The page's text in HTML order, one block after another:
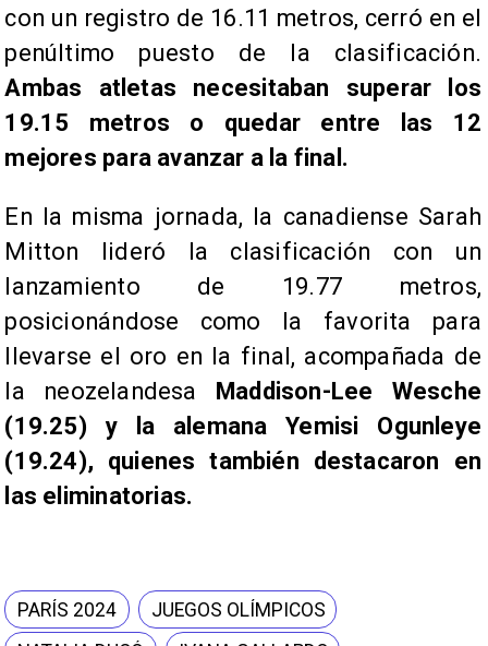
con un registro de 16.11 metros, cerró en el
penúltimo puesto de la clasificación.
Ambas atletas necesitaban superar los
19.15 metros o quedar entre las 12
mejores para avanzar a la final.
En la misma jornada, la canadiense Sarah
Mitton lideró la clasificación con un
lanzamiento de 19.77 metros,
posicionándose como la favorita para
llevarse el oro en la final, acompañada de
la neozelandesa Maddison-Lee Wesche
(19.25) y la alemana Yemisi Ogunleye
(19.24), quienes también destacaron en
las eliminatorias.
PARÍS 2024
JUEGOS OLÍMPICOS